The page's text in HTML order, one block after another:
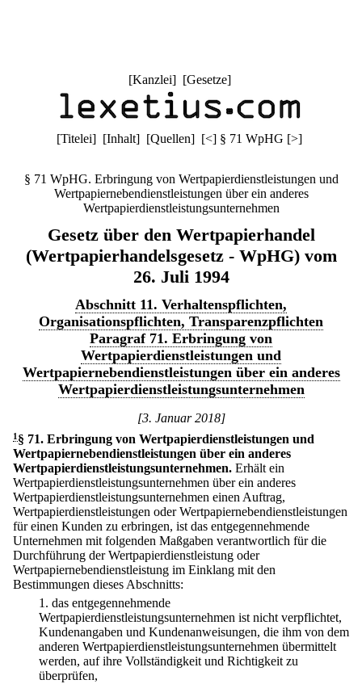
[Kanzlei] [Gesetze]
[Titelei] [Inhalt] [Quellen] [<] § 71 WpHG [>]
§ 71 WpHG. Erbringung von Wertpapierdienstleistungen und
Wertpapiernebendienstleistungen über ein anderes
Wertpapierdienstleistungsunternehmen
Gesetz über den Wertpapierhandel
(Wertpapierhandelsgesetz - WpHG) vom
26. Juli 1994
Abschnitt 11. Verhaltenspflichten,
Organisationspflichten, Transparenzpflichten
Paragraf 71. Erbringung von
Wertpapierdienstleistungen und
Wertpapiernebendienstleistungen über ein anderes
Wertpapierdienstleistungsunternehmen
[3. Januar 2018]
1 § 71. Erbringung von Wertpapierdienstleistungen und
Wertpapiernebendienstleistungen über ein anderes
Wertpapierdienstleistungsunternehmen. Erhält ein
Wertpapierdienstleistungsunternehmen über ein anderes
Wertpapierdienstleistungsunternehmen einen Auftrag,
Wertpapierdienstleistungen oder Wertpapiernebendienstleistungen
für einen Kunden zu erbringen, ist das entgegennehmende
Unternehmen mit folgenden Maßgaben verantwortlich für die
Durchführung der Wertpapierdienstleistung oder
Wertpapiernebendienstleistung im Einklang mit den
Bestimmungen dieses Abschnitts:
1. das entgegennehmende
Wertpapierdienstleistungsunternehmen ist nicht verpflichtet,
Kundenangaben und Kundenanweisungen, die ihm von dem
anderen Wertpapierdienstleistungsunternehmen übermittelt
werden, auf ihre Vollständigkeit und Richtigkeit zu
überprüfen,